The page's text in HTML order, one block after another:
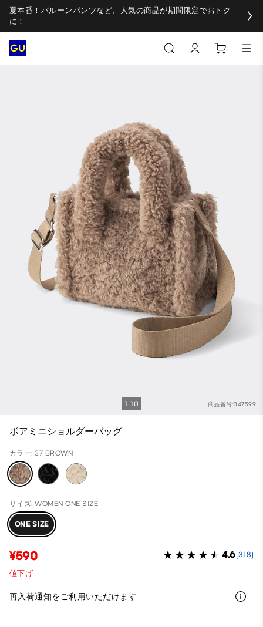
夏本番！バルーンパンツなど、人気の商品が期間限定でおトク
に！
商品番号:347599
1 10
ボアミニショルダーバッグ
カラー: 37 BROWN
サイズ: WOMEN ONE SIZE
ONE SIZE
¥590 4.6(318)
値下げ
再入荷通知をご利用いただけます